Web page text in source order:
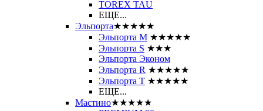
TOREX TAU
ЕЩЕ...
Эльпорта★★★★★
Эльпорта M ★★★★★
Эльпорта S ★★★
Эльпорта Эконом
Эльпорта R ★★★★★
Эльпорта Т ★★★★★
ЕЩЕ...
Мастино★★★★★